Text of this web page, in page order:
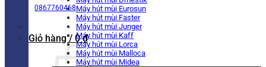
0867760468
Giỏ hàng / 0₫
Máy hút mùi Eurosun
Máy hút mùi Faster
Máy hút mùi Junger
Máy hút mùi Kaff
Máy hút mùi Lorca
Máy hút mùi Malloca
Máy hút mùi Midea